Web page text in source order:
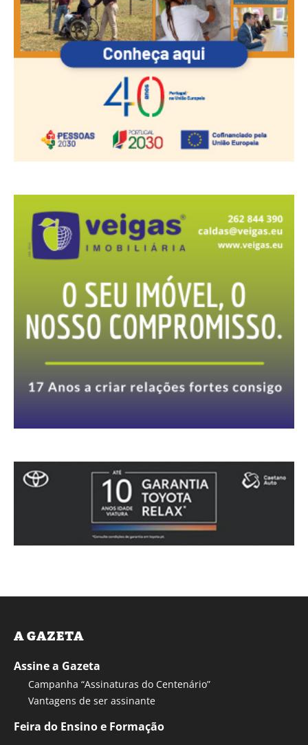
A GAZETA
Assine a Gazeta
Campanha “Assinaturas do Centenário”
Vantagens de ser assinante
Feira do Ensino e Formação